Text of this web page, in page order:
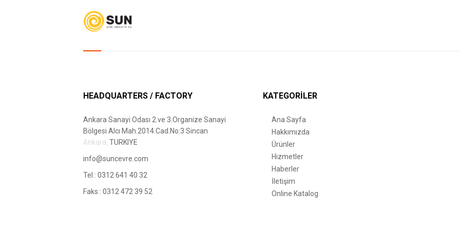
HEADQUARTERS / FACTORY
Ankara Sanayi Odası 2.ve 3.Organize Sanayi
Bölgesi Alcı Mah.2014.Cad.No:3 Sincan
Ankara, TURKIYE
info@suncevre.com
Tel : 0312 641 40 32
Faks : 0312 472 39 52
KATEGORILER
Ana Sayfa
Hakkımızda
Ürünler
Hizmetler
Haberler
İletişim
Online Katalog